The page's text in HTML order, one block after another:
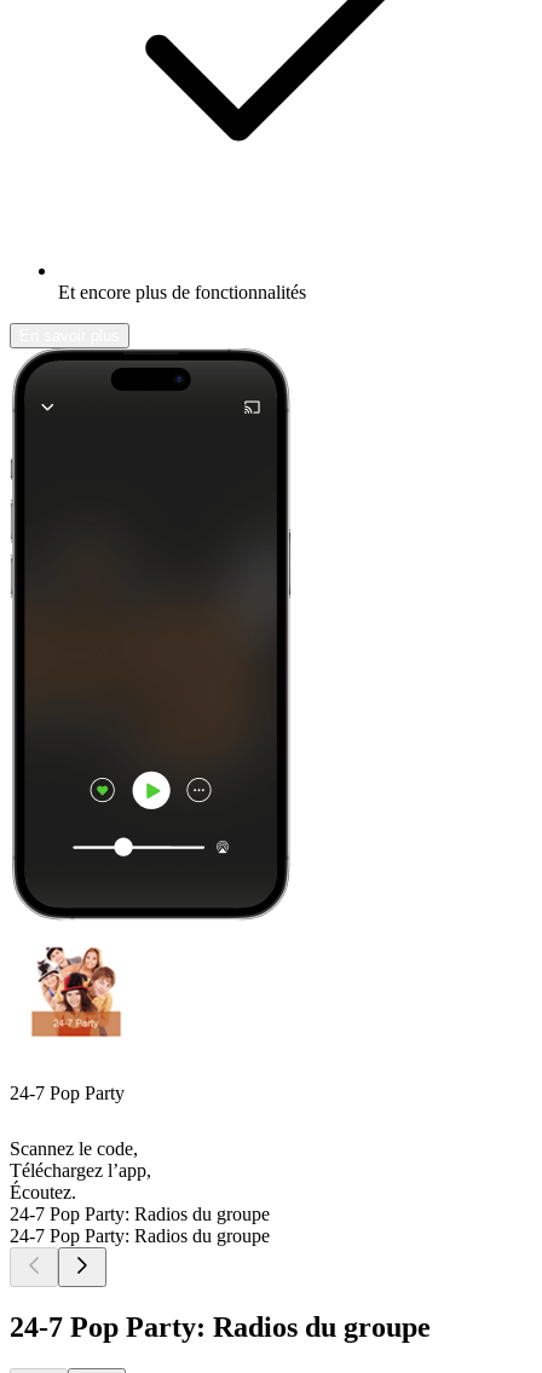
Et encore plus de fonctionnalités
24-7 Pop Party
Scannez le code,
Téléchargez l’app,
Écoutez.
24-7 Pop Party: Radios du groupe
24-7 Pop Party: Radios du groupe
24-7 Pop Party: Radios du groupe